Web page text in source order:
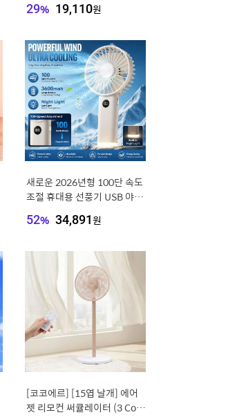
대, 야외 캠핑용)
29% 19,110원
새로운 2026년형 100단 속도
조절 휴대용 선풍기 USB 야외
소형 선풍기 지능형 디지털 디
52% 34,891원
[코코에르] [15엽 날개] 에어
젯 리모컨 써큘레이터 (3 Colo